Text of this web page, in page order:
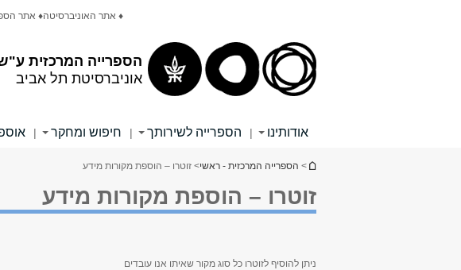
הספרייה המרכזית
אוניברסיטת תל אביב
♦ אתר האוניברסיטה♦ אתר
אודותינו | הספרייה לשירותך | חיפוש ומחקר |
הינך נמצא כאן
> הספרייה המרכזית - ראשי> זוטרו – הוספת מקורות מידע
זוטרו – הוספת מקורות מידע
ניתן להוסיף לזוטרו כל סוג מקור שאיתו אנו עובדים